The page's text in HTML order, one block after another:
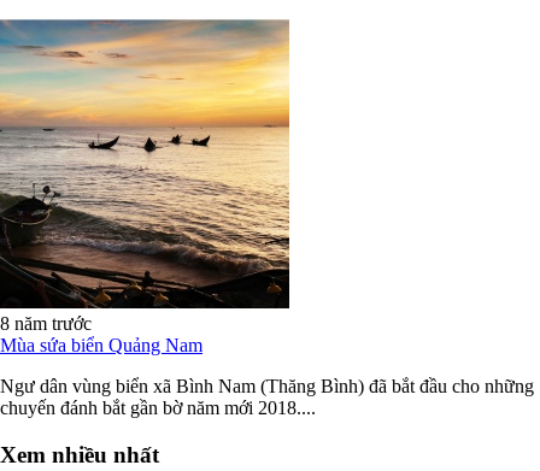
8 năm trước
Mùa sứa biển Quảng Nam
Ngư dân vùng biển xã Bình Nam (Thăng Bình) đã bắt đầu cho những
chuyến đánh bắt gần bờ năm mới 2018....
Xem nhiều nhất